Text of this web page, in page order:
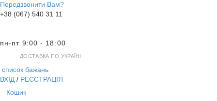
Передзвонити Вам?
+38 (067) 540 31 11
пн-пт 9:00 - 18:00
ДОСТАВКА ПО УКРАЇНІ
список бажань
ВХІД / РЕЄСТРАЦІЯ
Кошик